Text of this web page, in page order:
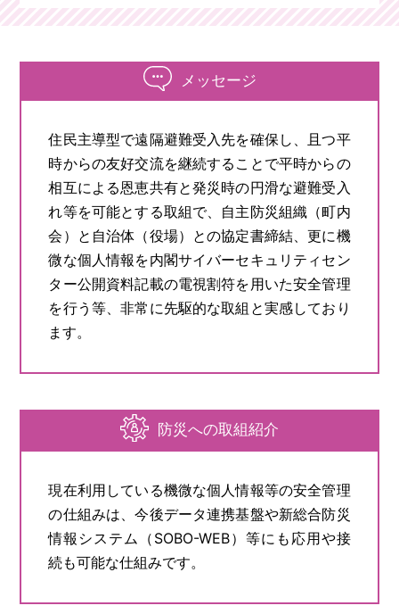
メッセージ
住民主導型で遠隔避難受入先を確保し、且つ平
時からの友好交流を継続することで平時からの
相互による恩恵共有と発災時の円滑な避難受入
れ等を可能とする取組で、自主防災組織（町内
会）と自治体（役場）との協定書締結、更に機
微な個人情報を内閣サイバーセキュリティセン
ター公開資料記載の電視割符を用いた安全管理
を行う等、非常に先駆的な取組と実感しており
ます。
防災への取組紹介
現在利用している機微な個人情報等の安全管理
の仕組みは、今後データ連携基盤や新総合防災
情報システム（SOBO-WEB）等にも応用や接
続も可能な仕組みです。